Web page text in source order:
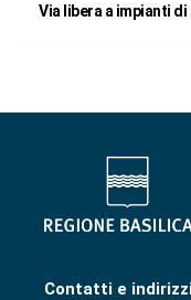
Via libera a impianti
Contatti e